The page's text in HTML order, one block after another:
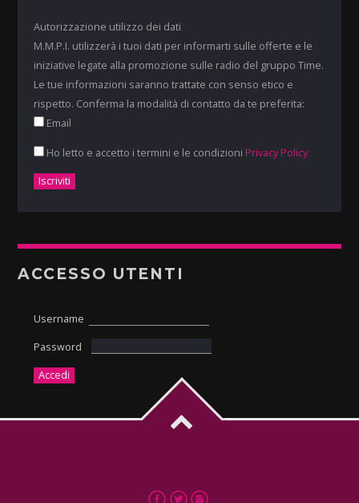
Autorizzazione utilizzo dei dati
M.M.P.I. utilizzerà i tuoi dati per informarti sulle offerte e le
iniziative legate alla promozione sulle radio del gruppo Time.
Le tue informazioni saranno trattate con senso etico e
rispetto. Conferma la modalità di contatto da te preferita:
Email
Ho letto e accetto i termini e le condizioni Privacy Policy
ACCESSO UTENTI
Username
Password